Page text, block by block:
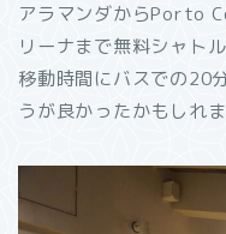
アラマンダからPorto
リーナまで無料シャト
移動時間にバスでの20
うが良かったかもしれ